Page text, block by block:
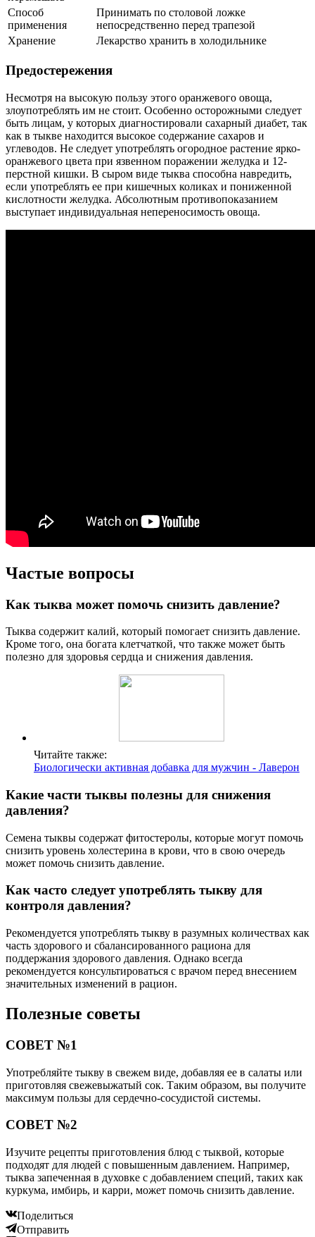
Способ
применения
Принимать по столовой ложке
непосредственно перед трапезой
Хранение
Лекарство хранить в холодильнике
Предостережения
Несмотря на высокую пользу этого оранжевого овоща,
злоупотреблять им не стоит. Особенно осторожными следует
быть лицам, у которых диагностировали сахарный диабет, так
как в тыкве находится высокое содержание сахаров и
углеводов. Не следует употреблять огородное растение ярко-
оранжевого цвета при язвенном поражении желудка и 12-
перстной кишки. В сыром виде тыква способна навредить,
если употреблять ее при кишечных коликах и пониженной
кислотности желудка. Абсолютным противопоказанием
выступает индивидуальная непереносимость овоща.
Частые вопросы
Как тыква может помочь снизить давление?
Тыква содержит калий, который помогает снизить давление.
Кроме того, она богата клетчаткой, что также может быть
полезно для здоровья сердца и снижения давления.
Читайте также:
Биологически активная добавка для мужчин - Лаверон
Какие части тыквы полезны для снижения
давления?
Семена тыквы содержат фитостеролы, которые могут помочь
снизить уровень холестерина в крови, что в свою очередь
может помочь снизить давление.
Как часто следует употреблять тыкву для
контроля давления?
Рекомендуется употреблять тыкву в разумных количествах как
часть здорового и сбалансированного рациона для
поддержания здорового давления. Однако всегда
рекомендуется консультироваться с врачом перед внесением
значительных изменений в рацион.
Полезные советы
СОВЕТ №1
Употребляйте тыкву в свежем виде, добавляя ее в салаты или
приготовляя свежевыжатый сок. Таким образом, вы получите
максимум пользы для сердечно-сосудистой системы.
СОВЕТ №2
Изучите рецепты приготовления блюд с тыквой, которые
подходят для людей с повышенным давлением. Например,
тыква запеченная в духовке с добавлением специй, таких как
куркума, имбирь, и карри, может помочь снизить давление.
Поделиться
Отправить